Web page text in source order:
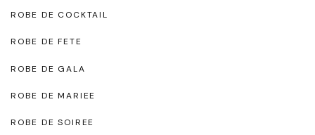
ROBE DE COCKTAIL
ROBE DE FETE
ROBE DE GALA
ROBE DE MARIEE
ROBE DE SOIREE